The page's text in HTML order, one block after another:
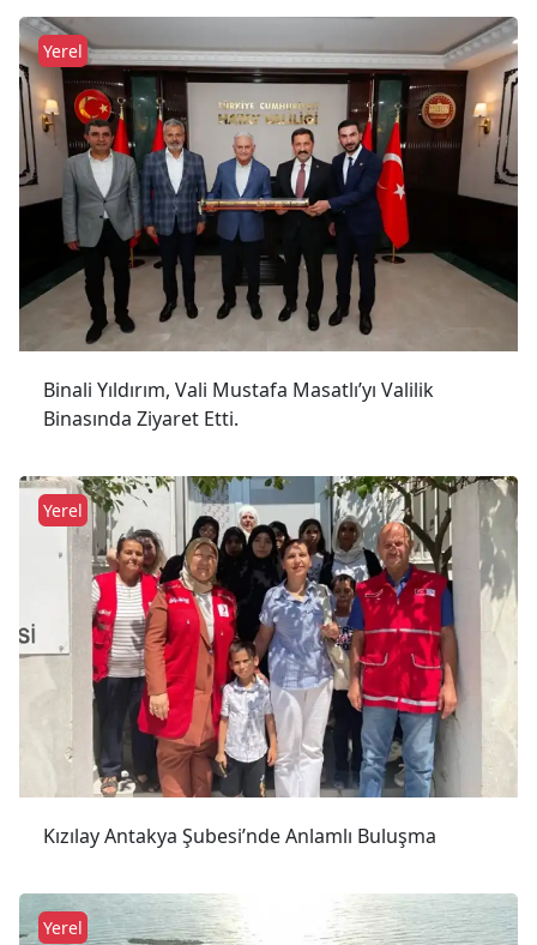
Binali Yıldırım, Vali Mustafa Masatlı’yı Valilik
Binasında Ziyaret Etti.
Yerel
Kızılay Antakya Şubesi’nde Anlamlı Buluşma
Yerel
Yerel